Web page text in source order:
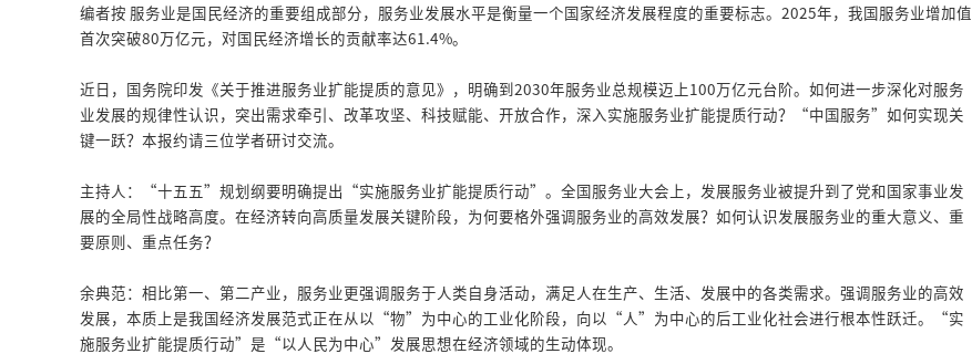
编者按 服务业是国民经济的重要组成部分，服务业发展水平是衡量一个国家经济发展程度的重要标志。2025年，我国服务业增加值
首次突破80万亿元，对国民经济增长的贡献率达61.4%。
近日，国务院印发《关于推进服务业扩能提质的意见》，明确到2030年服务业总规模迈上100万亿元台阶。如何进一步深化对服务
业发展的规律性认识，突出需求牵引、改革攻坚、科技赋能、开放合作，深入实施服务业扩能提质行动？“中国服务”如何实现关
键一跃？本报约请三位学者研讨交流。
主持人：“十五五”规划纲要明确提出“实施服务业扩能提质行动”。全国服务业大会上，发展服务业被提升到了党和国家事业发
展的全局性战略高度。在经济转向高质量发展关键阶段，为何要格外强调服务业的高效发展？如何认识发展服务业的重大意义、重
要原则、重点任务？
余典范：相比第一、第二产业，服务业更强调服务于人类自身活动，满足人在生产、生活、发展中的各类需求。强调服务业的高效
发展，本质上是我国经济发展范式正在从以“物”为中心的工业化阶段，向以“人”为中心的后工业化社会进行根本性跃迁。“实
施服务业扩能提质行动”是“以人民为中心”发展思想在经济领域的生动体现。